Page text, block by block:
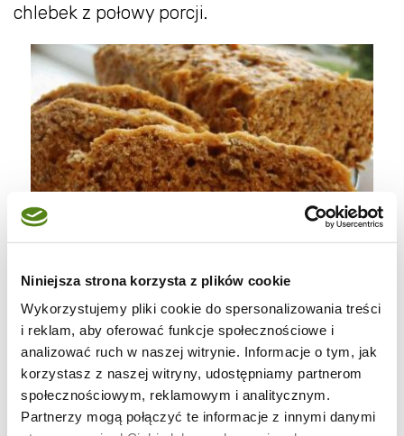
Niniejsza strona korzysta z plików cookie
Wykorzystujemy pliki cookie do spersonalizowania treści
i reklam, aby oferować funkcje społecznościowe i
analizować ruch w naszej witrynie. Informacje o tym, jak
korzystasz z naszej witryny, udostępniamy partnerom
społecznościowym, reklamowym i analitycznym.
Partnerzy mogą połączyć te informacje z innymi danymi
chlebek z połowy porcji.
Składniki na bochenek 900g :
*50g masła bez soli, pokrojonego w kostkę +